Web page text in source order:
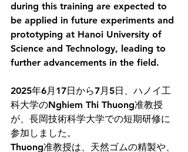
during this training are expected to
be applied in future experiments and
prototyping at Hanoi University of
Science and Technology, leading to
further advancements in the field.
2025年6月17日から7月5日、ハノイ工
科大学のNghiem Thi Thuong准教授
が、長岡技術科学大学での短期研修に
参加しました。
Thuong准教授は、天然ゴムの精製や、